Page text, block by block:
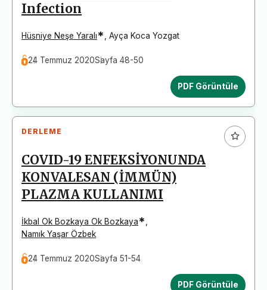
Infection
Hüsniye Neşe Yaralı* Ayça Koca Yozgat
24 Temmuz 2020Sayfa 48-50
PDF Görüntüle
DERLEME
COVID-19 ENFEKSİYONUNDA
KONVALESAN (İMMÜN)
PLAZMA KULLANIMI
İkbal Ok Bozkaya Ok Bozkaya*
Namık Yaşar Özbek
24 Temmuz 2020Sayfa 51-54
PDF Görüntüle